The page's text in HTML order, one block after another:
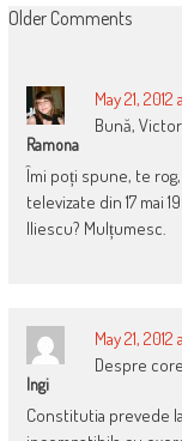
COMMENT
Older Comments
Ramona
May 21, 2012
Bună,
Îmi poți spune, te
televizate din 17 mai
Iliescu? Mulțumesc.
Ingi
May 21, 2012
Despre
Constitutia prevede